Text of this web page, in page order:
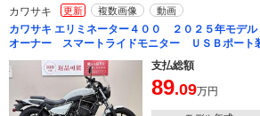
カワサキ 更新 複数画像 動画
カワサキ エリミネーター４００ ２０２５年モデ
オーナー スマートライドモニター ＵＳＢポート
支払総額
89.09万円